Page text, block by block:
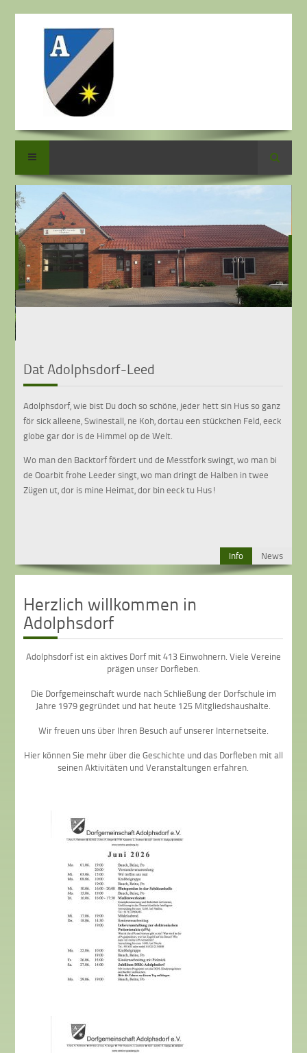
Suche
•••••
Info News
Dat Adolphsdorf-Leed
Adolphsdorf, wie bist Du doch so schöne, jeder hett sin Hus so ganz
för sick alleene, Swinestall, ne Koh, dortau een stückchen Feld, eeck
globe gar dor is de Himmel op de Welt.
Wo man den Backtorf fördert und de Messtfork swingt, wo man bi
de Ooarbit frohe Leeder singt, wo man dringt de Halben in twee
Zügen ut, dor is mine Heimat, dor bin eeck tu Hus!
Herzlich willkommen in
Adolphsdorf
Adolphsdorf ist ein aktives Dorf mit 413 Einwohnern. Viele Vereine
prägen unser Dorfleben.
Die Dorfgemeinschaft wurde nach Schließung der Dorfschule im
Jahre 1979 gegründet und hat heute 125 Mitgliedshaushalte.
Wir freuen uns über Ihren Besuch auf unserer Internetseite.
Hier können Sie mehr über die Geschichte und das Dorfleben mit all
seinen Aktivitäten und Veranstaltungen erfahren.